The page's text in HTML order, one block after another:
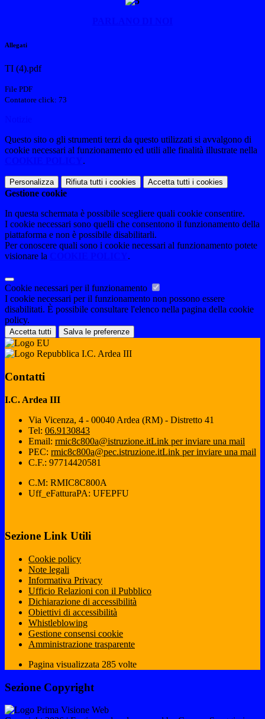
Allegati
TI (4).pdf
File PDF
Contatore click: 73
Questo sito o gli strumenti terzi da questo utilizzati si avvalgono di
cookie necessari al funzionamento ed utili alle finalità illustrate nella
.
Personalizza Rifiuta tutti i cookies Accetta tutti i cookies
Gestione cookie
In questa schermata è possibile scegliere quali cookie consentire.
I cookie necessari sono quelli che consentono il funzionamento della
piattaforma e non è possibile disabilitarli.
Per conoscere quali sono i cookie necessari al funzionamento potete
visionare la
.
Cookie necessari per il funzionamento
I cookie necessari per il funzionamento non possono essere
disabilitati. È possibile consultare l'elenco nella pagina della cookie
policy.
Accetta tutti Salva le preferenze
I.C. Ardea III
Contatti
I.C. Ardea III
Via Vicenza, 4 - 00040 Ardea (RM) - Distretto 41
Tel: 06.9130843
Email: rmic8c800a@istruzione.itLink per inviare una mail
PEC: rmic8c800a@pec.istruzione.itLink per inviare una mail
C.F.: 97714420581
C.M: RMIC8C800A
Uff_eFatturaPA: UFEPFU
Sezione Link Utili
Cookie policy
Note legali
Informativa Privacy
Ufficio Relazioni con il Pubblico
Dichiarazione di accessibilità
Obiettivi di accessibilità
Whistleblowing
Gestione consensi cookie
Amministrazione trasparente
Pagina visualizzata 285 volte
Sezione Copyright